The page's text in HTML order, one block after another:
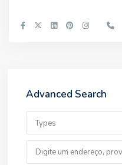
Advanced Search
Types